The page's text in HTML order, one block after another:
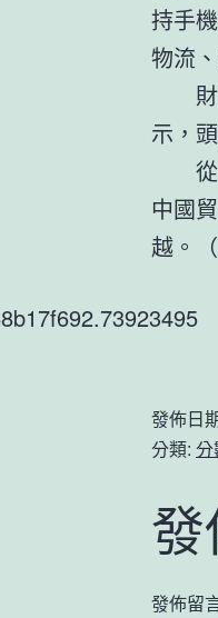
持手
物流
示，
中國
越。
發佈日
分類: 分
發佈留